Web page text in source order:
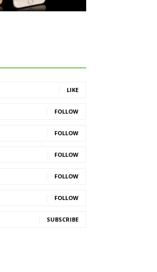
LIKE
FOLLOW
FOLLOW
FOLLOW
FOLLOW
FOLLOW
SUBSCRIBE